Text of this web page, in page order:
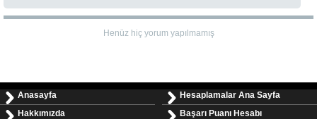
Henüz hiç yorum yapılmamış
Anasayfa
Hakkımızda
Hesaplamalar Ana Sayfa
Başarı Puanı Hesabı